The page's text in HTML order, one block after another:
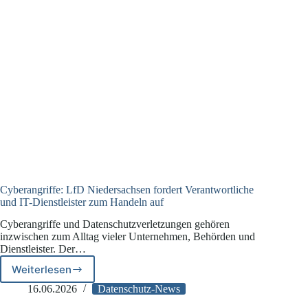
Cyberangriffe: LfD Niedersachsen fordert Verantwortliche
und IT-Dienstleister zum Handeln auf
Cyberangriffe und Datenschutzverletzungen gehören
inzwischen zum Alltag vieler Unternehmen, Behörden und
Dienstleister. Der…
WeiterlesenCyberangriffe:
LfD
16.06.2026 Datenschutz-News